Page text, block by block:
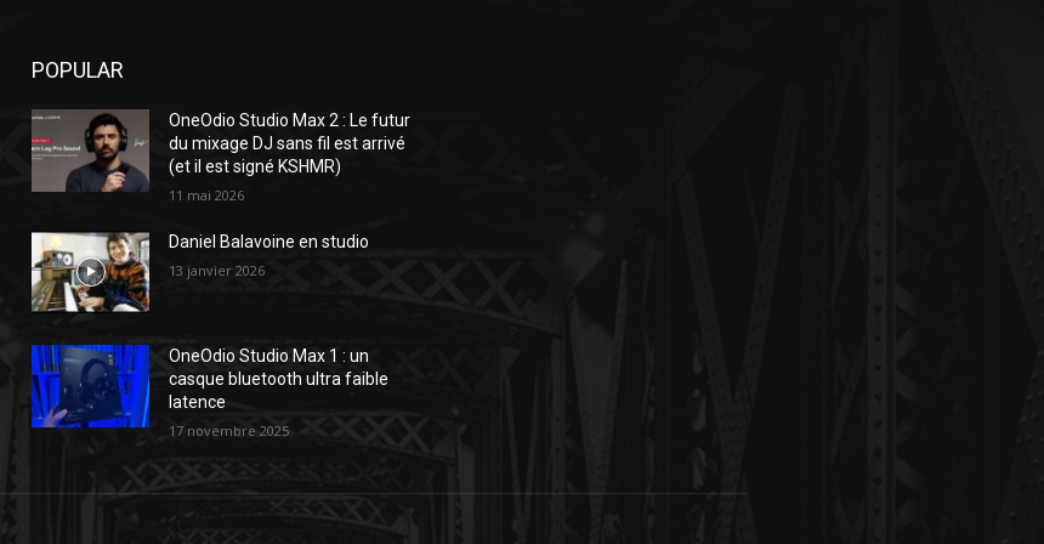
POPULAR
OneOdio Studio Max 2 : Le futur
du mixage DJ sans fil est arrivé
(et il est signé KSHMR)
11 mai 2026
Daniel Balavoine en studio
13 janvier 2026
OneOdio Studio Max 1 : un
casque bluetooth ultra faible
latence
17 novembre 2025